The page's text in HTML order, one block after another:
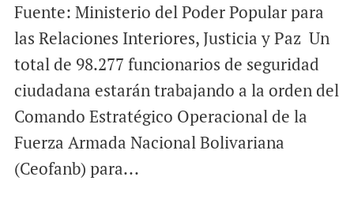
Fuente: Ministerio del Poder Popular para
las Relaciones Interiores, Justicia y Paz Un
total de 98.277 funcionarios de seguridad
ciudadana estarán trabajando a la orden del
Comando Estratégico Operacional de la
Fuerza Armada Nacional Bolivariana
(Ceofanb) para...